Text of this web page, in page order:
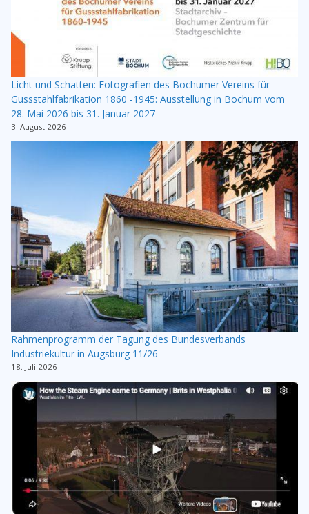
Licht und Schatten: Fotografien des Bochumer Vereins für
Gussstahlfabrikation 1860 -1945: Ausstellung in Bochum vom
28. Mai 2026 bis 31. Januar 2027
3. August 2026
Rahmenprogramm der Tagung des Bundesverbands
Industriekultur in Augsburg 11/26
18. Juli 2026